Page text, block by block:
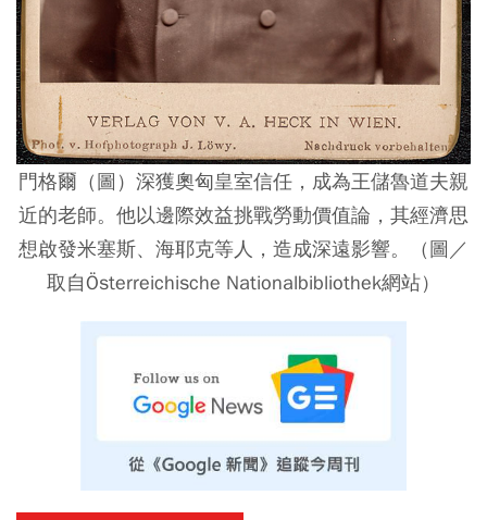
門格爾（圖）深獲奧匈皇室信任，成為王儲魯道夫親
近的老師。他以邊際效益挑戰勞動價值論，其經濟思
想啟發米塞斯、海耶克等人，造成深遠影響。（圖／
取自Österreichische Nationalbibliothek網站）